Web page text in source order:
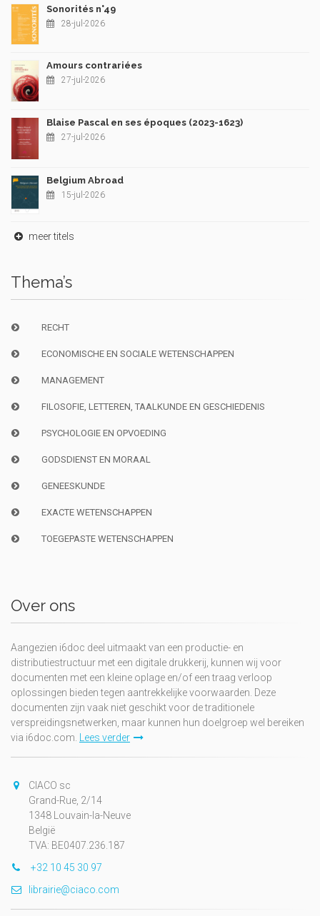
Sonorités n°49
28-jul-2026
Amours contrariées
27-jul-2026
Blaise Pascal en ses époques (2023-1623)
27-jul-2026
Belgium Abroad
15-jul-2026
meer titels
Thema’s
RECHT
ECONOMISCHE EN SOCIALE WETENSCHAPPEN
MANAGEMENT
FILOSOFIE, LETTEREN, TAALKUNDE EN GESCHIEDENIS
PSYCHOLOGIE EN OPVOEDING
GODSDIENST EN MORAAL
GENEESKUNDE
EXACTE WETENSCHAPPEN
TOEGEPASTE WETENSCHAPPEN
Over ons
Aangezien i6doc deel uitmaakt van een productie- en
distributiestructuur met een digitale drukkerij, kunnen wij voor
documenten met een kleine oplage en/of een traag verloop
oplossingen bieden tegen aantrekkelijke voorwaarden. Deze
documenten zijn vaak niet geschikt voor de traditionele
verspreidingsnetwerken, maar kunnen hun doelgroep wel bereiken
via i6doc.com.
Lees verder
CIACO sc
Grand-Rue, 2/14
1348 Louvain-la-Neuve
België
TVA: BE0407.236.187
+32 10 45 30 97
librairie@ciaco.com